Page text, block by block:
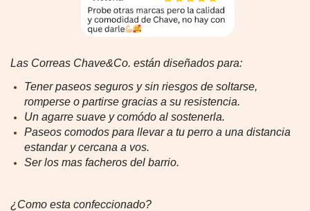
Las Correas Chave&Co. están diseñados para:
Tener paseos seguros y sin riesgos de soltarse,
romperse o partirse gracias a su resistencia.
Un agarre suave y comódo al sostenerla.
Paseos comodos para llevar a tu perro a una distancia
estandar y cercana a vos.
Ser los mas facheros del barrio.
¿Como esta confeccionado?